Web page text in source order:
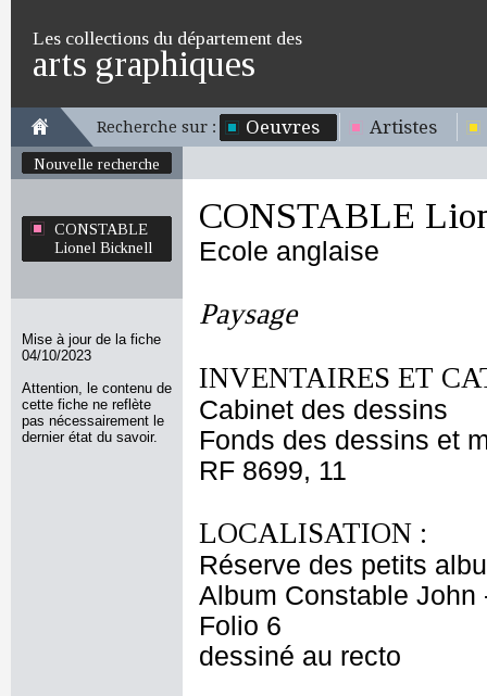
Les collections du département des
arts graphiques
Recherche sur : Oeuvres Artistes
Nouvelle recherche
CONSTABLE
Lionel Bicknell
Mise à jour de la fiche
04/10/2023
Attention, le contenu de
cette fiche ne reflète
pas nécessairement le
dernier état du savoir.
CONSTABLE
Ecole anglaise
Paysage
INVENTAIRES ET
Cabinet des dessins
Fonds des dessins et
RF 8699, 11
LOCALISATION :
Réserve des petits
Album Constable John
Folio 6
dessiné au recto